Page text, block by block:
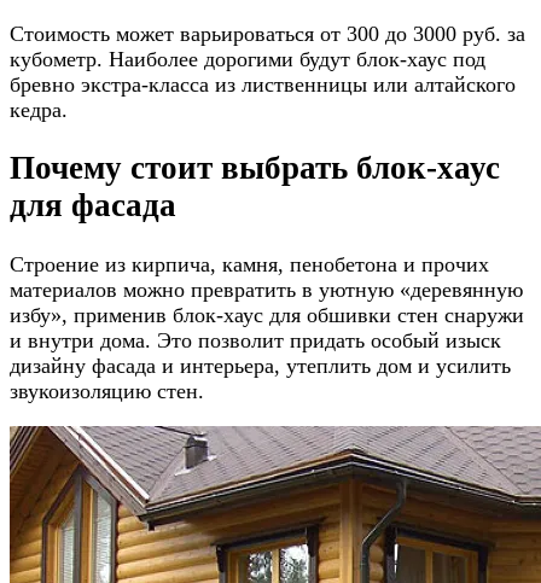
Стоимость может варьироваться от 300 до 3000 руб. за
кубометр. Наиболее дорогими будут блок-хаус под
бревно экстра-класса из лиственницы или алтайского
кедра.
Почему стоит выбрать блок-хаус
для фасада
Строение из кирпича, камня, пенобетона и прочих
материалов можно превратить в уютную «деревянную
избу», применив блок-хаус для обшивки стен снаружи
и внутри дома. Это позволит придать особый изыск
дизайну фасада и интерьера, утеплить дом и усилить
звукоизоляцию стен.